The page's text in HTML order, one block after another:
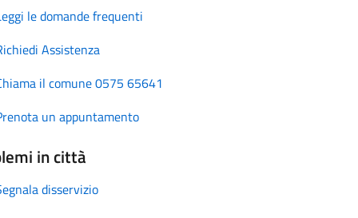
le domande frequenti
Assistenza
il comune 0575 65641
un appuntamento
in città
disservizio